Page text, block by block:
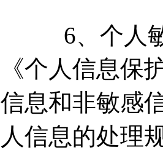
6、个人
《个人信息保
信息和非敏感
人信息的处理